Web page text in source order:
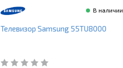
В наличии
Телевизор Samsung 55TU8000